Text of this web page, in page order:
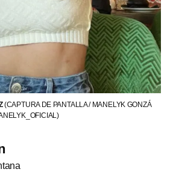
(CAPTURA DE PANTALLA / MANELYK GONZÁ